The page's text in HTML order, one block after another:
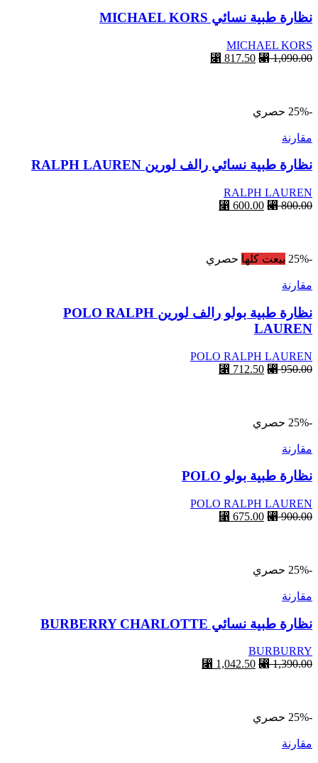
نظارة طبية نسائي MICHAEL KORS
MICHAEL KORS
⃁1,090.00
⃁ 817.50
-25% حصري
مقارنة
نظارة طبية نسائي رالف لورين RALPH LAUREN
RALPH LAUREN
⃁800.00
⃁ 600.00
-25% بيعت كلها حصري
مقارنة
نظارة طبية بولو رالف لورين POLO RALPH
LAUREN
POLO RALPH LAUREN
⃁950.00
⃁ 712.50
-25% حصري
مقارنة
نظارة طبية بولو POLO
POLO RALPH LAUREN
⃁900.00
⃁ 675.00
-25% حصري
مقارنة
نظارة طبية نسائي BURBERRY CHARLOTTE
BURBURRY
⃁1,390.00
⃁ 1,042.50
-25% حصري
مقارنة